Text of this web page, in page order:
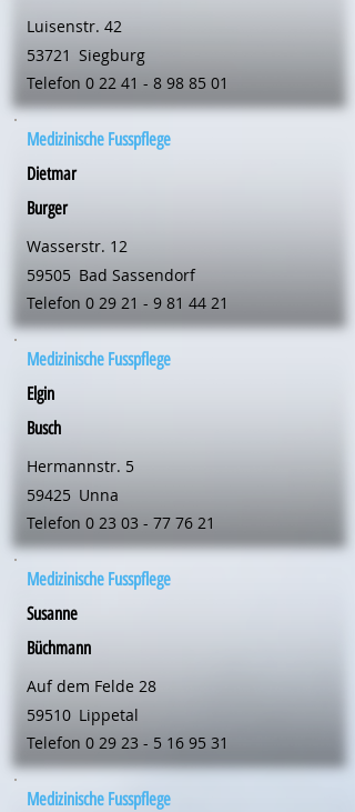
Luisenstr. 42
53721 Siegburg
Telefon 0 22 41 - 8 98 85 01
Medizinische Fusspflege
Dietmar
Burger
Wasserstr. 12
59505 Bad Sassendorf
Telefon 0 29 21 - 9 81 44 21
Medizinische Fusspflege
Elgin
Busch
Hermannstr. 5
59425 Unna
Telefon 0 23 03 - 77 76 21
Medizinische Fusspflege
Susanne
Büchmann
Auf dem Felde 28
59510 Lippetal
Telefon 0 29 23 - 5 16 95 31
Medizinische Fusspflege